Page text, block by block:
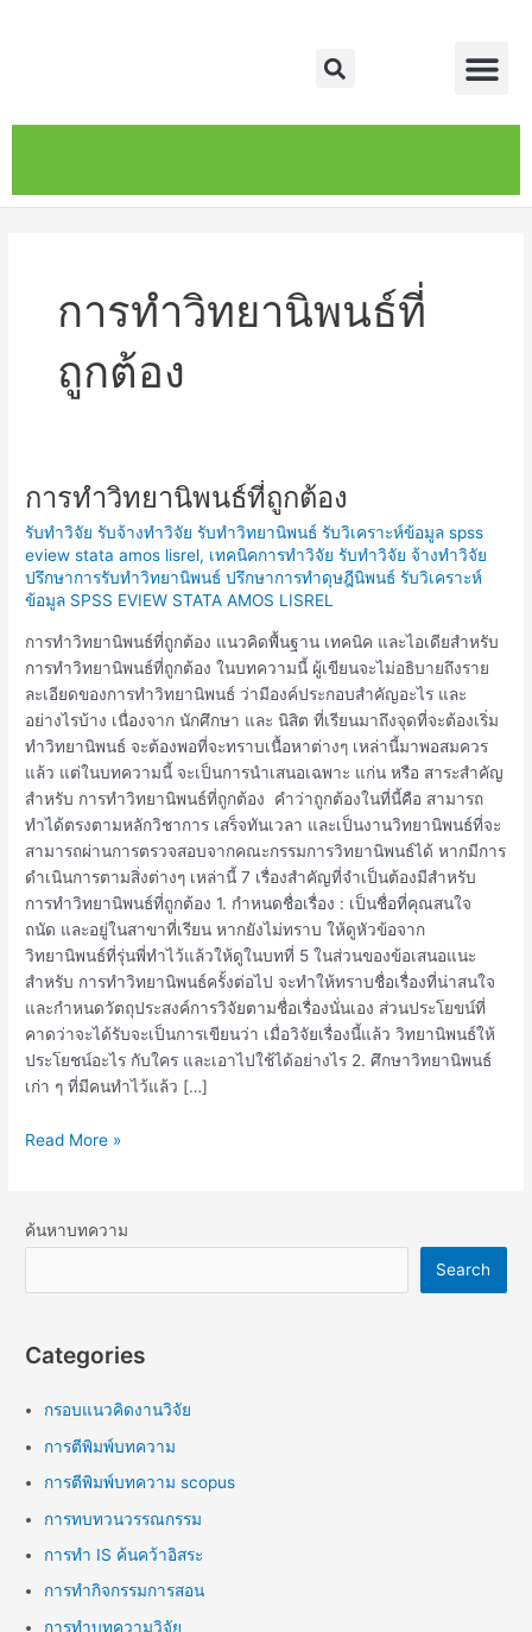
Search
การทำวิทยานิพนธ์ที่
ถูกต้อง
การทำวิทยานิพนธ์ที่ถูกต้อง
รับทำวิจัย รับจ้างทำวิจัย รับทำวิทยานิพนธ์ รับวิเคราะห์ข้อมูล spss
eview stata amos lisrel, เทคนิคการทำวิจัย รับทำวิจัย จ้างทำวิจัย
ปรึกษาการรับทำวิทยานิพนธ์ ปรึกษาการทำดุษฎีนิพนธ์ รับวิเคราะห์
ข้อมูล SPSS EVIEW STATA AMOS LISREL
การทำวิทยานิพนธ์ที่ถูกต้อง แนวคิดพื้นฐาน เทคนิค และไอเดียสำหรับ
การทำวิทยานิพนธ์ที่ถูกต้อง ในบทความนี้ ผู้เขียนจะไม่อธิบายถึงราย
ละเอียดของการทำวิทยานิพนธ์ ว่ามีองค์ประกอบสำคัญอะไร และ
อย่างไรบ้าง เนื่องจาก นักศึกษา และ นิสิต ที่เรียนมาถึงจุดที่จะต้องเริ่ม
ทำวิทยานิพนธ์ จะต้องพอที่จะทราบเนื้อหาต่างๆ เหล่านี้มาพอสมควร
แล้ว แต่ในบทความนี้ จะเป็นการนำเสนอเฉพาะ แก่น หรือ สาระสำคัญ
สำหรับ การทำวิทยานิพนธ์ที่ถูกต้อง คำว่าถูกต้องในที่นี้คือ สามารถ
ทำได้ตรงตามหลักวิชาการ เสร็จทันเวลา และเป็นงานวิทยานิพนธ์ที่จะ
สามารถผ่านการตรวจสอบจากคณะกรรมการวิทยานิพนธ์ได้ หากมีการ
ดำเนินการตามสิ่งต่างๆ เหล่านี้ 7 เรื่องสำคัญที่จำเป็นต้องมีสำหรับ
การทำวิทยานิพนธ์ที่ถูกต้อง 1. กำหนดชื่อเรื่อง : เป็นชื่อที่คุณสนใจ
ถนัด และอยู่ในสาขาที่เรียน หากยังไม่ทราบ ให้ดูหัวข้อจาก
วิทยานิพนธ์ที่รุ่นพี่ทำไว้แล้วให้ดูในบทที่ 5 ในส่วนของข้อเสนอแนะ
สำหรับ การทำวิทยานิพนธ์ครั้งต่อไป จะทำให้ทราบชื่อเรื่องที่น่าสนใจ
และกำหนดวัตถุประสงค์การวิจัยตามชื่อเรื่องนั่นเอง ส่วนประโยขน์ที่
คาดว่าจะได้รับจะเป็นการเขียนว่า เมื่อวิจัยเรื่องนี้แล้ว วิทยานิพนธ์ให้
ประโยชน์อะไร กับใคร และเอาไปใช้ได้อย่างไร 2. ศึกษาวิทยานิพนธ์
เก่า ๆ ที่มีคนทำไว้แล้ว […]
การ
วิทยานิพนธ์
ที่
ถูก
Read More »
ค้นหาบทความ
Search
Categories
กรอบแนวคิดงานวิจัย
การตีพิมพ์บทความ
การตีพิมพ์บทความ scopus
การทบทวนวรรณกรรม
การทำ IS ค้นคว้าอิสระ
การทำกิจกรรมการสอน
การทำบทความวิจัย